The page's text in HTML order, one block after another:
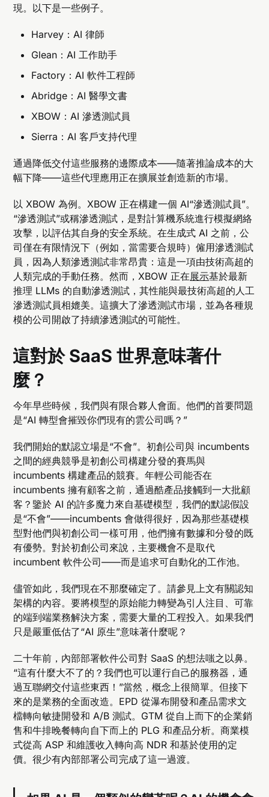
現。以下是一些例子。
Harvey：AI 律師
Glean：AI 工作助手
Factory：AI 軟件工程師
Abridge：AI 醫學文書
XBOW：AI 滲透測試員
Sierra：AI 客戶支持代理
通過降低交付這些服務的邊際成本——隨著推論成本的大
幅下降——這些代理應用正在擴展並創造新的市場。
以 XBOW 為例。XBOW 正在構建一個 AI“滲透測試員”。
“滲透測試”或稱滲透測試，是對計算機系統進行模擬網絡
攻擊，以評估其自身的安全系統。在生成式 AI 之前，公
司僅在有限情況下（例如，當需要合規時）僱用滲透測試
員，因為人類滲透測試非常昂貴：這是一項由技術高超的
人類完成的手動任務。然而，XBOW 正在展示基於最新
推理 LLMs 的自動滲透測試，其性能與最技術高超的人工
滲透測試員相媲美。這擴大了滲透測試市場，並為各種規
模的公司開啟了持續滲透測試的可能性。
這對於 SaaS 世界意味著什
麼？
今年早些時候，我們與有限合夥人會面。他們的首要問題
是“AI 轉型會摧毀你們現有的雲公司嗎？”
我們開始的默認立場是“不會”。初創公司與 incumbents
之間的經典競爭是初創公司構建分發的賽馬與
incumbents 構建產品的競賽。年輕公司能否在
incumbents 擁有顧客之前，通過酷產品接觸到一大批顧
客？鑒於 AI 的許多魔力來自基礎模型，我們的默認假設
是“不會”——incumbents 會做得很好，因為那些基礎模
型對他們與初創公司一樣可用，他們擁有數據和分發的既
有優勢。對於初創公司來說，主要機會不是取代
incumbent 軟件公司——而是追求可自動化的工作池。
儘管如此，我們現在不那麼確定了。請參見上文有關認知
架構的內容。要將模型的原始能力轉變為引人注目、可靠
的端到端業務解決方案，需要大量的工程投入。如果我們
只是嚴重低估了“AI 原生”意味著什麼呢？
二十年前，內部部署軟件公司對 SaaS 的想法嗤之以鼻。
“這有什麼大不了的？我們也可以運行自己的服務器，通
過互聯網交付這些東西！”當然，概念上很簡單。但接下
來的是業務的全面改造。EPD 從瀑布開發和產品需求文
檔轉向敏捷開發和 A/B 測試。GTM 從自上而下的企業銷
售和牛排晚餐轉向自下而上的 PLG 和產品分析。商業模
式從高 ASP 和維護收入轉向高 NDR 和基於使用的定
價。很少有內部部署公司完成了這一過渡。